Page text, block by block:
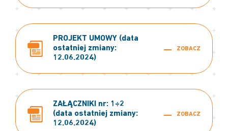
PROJEKT UMOWY (data
ostatniej zmiany:
12.06.2024)
ZOBACZ
ZAŁĄCZNIKI nr: 1÷2
(data ostatniej zmiany:
12.06.2024)
ZOBACZ